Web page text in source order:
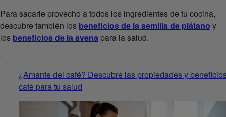
Para sacarle provecho a todos los ingredientes de tu cocina,
descubre también los beneficios de la semilla de plátano y
los beneficios de la avena para la salud.
¿Amante del café? Descubre las propiedades y
café para tu salud